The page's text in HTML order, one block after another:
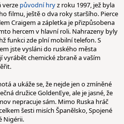
verze původní hryz roku 1997, jež byla
filmu, ještě o dva roky staršího. Pierce
Craigem a zápletka je přizpůsobena
hercem v hlavní roli. Nahrazeny byly
funkci zde plní mobilní telefon. S
jste vysláni do ruského města
vyrábět chemické zbraně a vaším
a ukáže se, že nejde jen o zmíněné
družice GoldenEye, ale je jasné, že
nepracuje sám. Mimo Ruska hráč
šesti misích Španělsko, Spojené
Nigérii.